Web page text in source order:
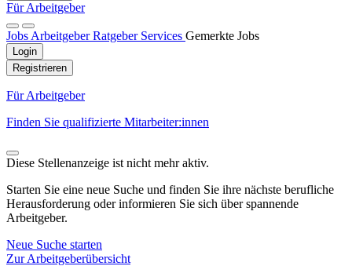
Für Arbeitgeber
Jobs ArbeitgeberRatgeber Services Gemerkte Jobs
Login
Registrieren
Für Arbeitgeber
Finden Sie qualifizierte Mitarbeiter:innen
Diese Stellenanzeige ist nicht mehr aktiv.
Starten Sie eine neue Suche und finden Sie ihre nächste berufliche
Herausforderung oder informieren Sie sich über spannende
Arbeitgeber.
Neue Suche starten
Zur Arbeitgeberübersicht